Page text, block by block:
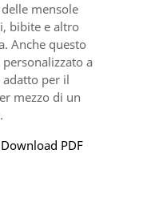
mensole
bibite e altro
Anche questo
a
per il
mezzo di un
Download PDF